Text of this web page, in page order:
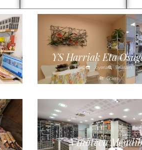
YS Harriak Eta
Joyería Beasaini
Goierri
Vinoteca